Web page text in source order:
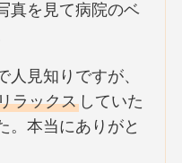
真を見て病院のベ
人見知りですが、
ラックス していた
。本当にありがと